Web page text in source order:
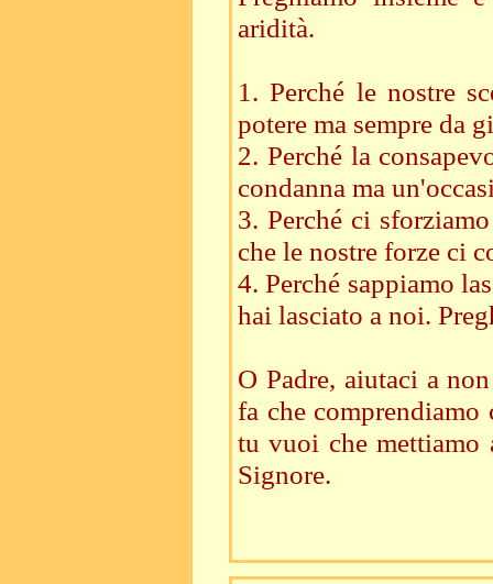
aridità.
1. Perché le nostre
potere ma sempre da
2. Perché la
condanna ma
3. Perché ci
che le nostre forze ci
4. Perché sappiamo
hai lasciato a noi.
O Padre, aiutaci a
fa che comprendiamo
tu vuoi che mettiamo
Signore.